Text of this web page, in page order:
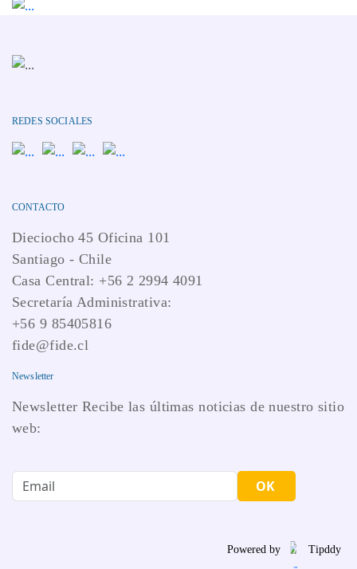
REDES SOCIALES
CONTACTO
Dieciocho 45 Oficina 101
Santiago - Chile
Casa Central: +56 2 2994 4091
Secretaría Administrativa:
+56 9 85405816
fide@fide.cl
Newsletter
Newsletter Recibe las últimas noticias de nuestro sitio
web:
OK
Powered by Tipddy